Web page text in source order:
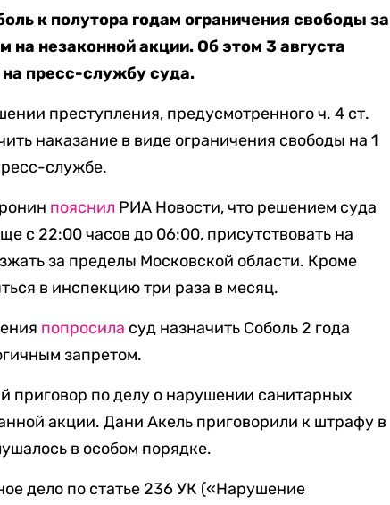
к полутора годам ограничения свободы за
на незаконной акции. Об этом 3 августа
пресс-службу суда.
преступления, предусмотренного ч. 4 ст.
наказание в виде ограничения свободы на 1
службе.
пояснил РИА Новости, что решением суда
с 22:00 часов до 06:00, присутствовать на
за пределы Московской области. Кроме
в инспекцию три раза в месяц.
попросила суд назначить Соболь 2 года
запретом.
приговор по делу о нарушении санитарных
акции. Дани Акель приговорили к штрафу в
в особом порядке.
дело по статье 236 УК («Нарушение